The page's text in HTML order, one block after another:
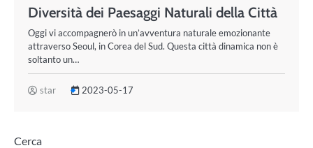
Diversità dei Paesaggi Naturali della Città
Oggi vi accompagnerò in un’avventura naturale emozionante
attraverso Seoul, in Corea del Sud. Questa città dinamica non è
soltanto un…
star 2023-05-17
Cerca